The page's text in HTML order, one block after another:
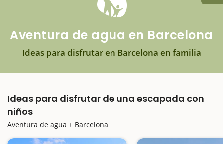
Aventura de agua en Barcelona
Ideas para disfrutar en Barcelona en familia
Ideas para disfrutar de una escapada con
niños
Aventura de agua + Barcelona